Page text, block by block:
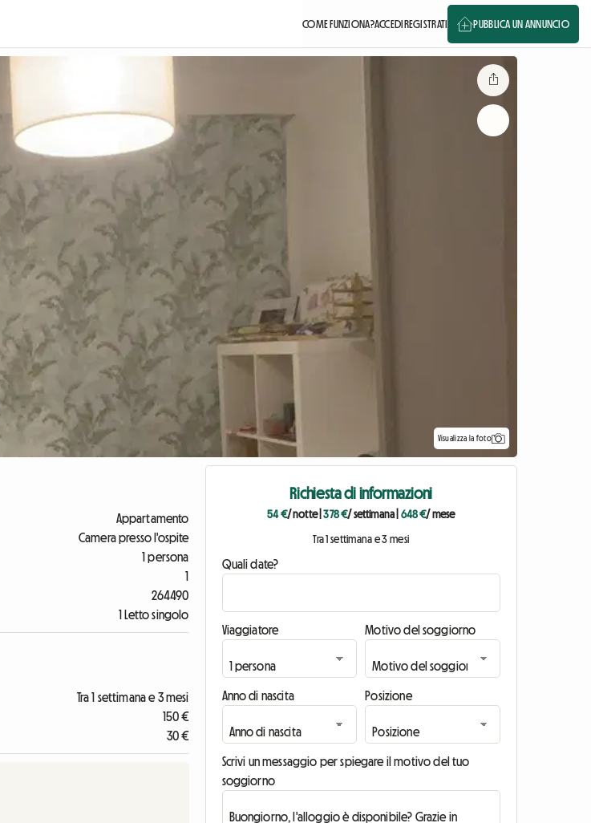
COME FUNZIONA?ACCEDIREGISTRATI PUBBLICA UN ANNUNCIO
Visualizza la foto
Appartamento
Camera presso l'ospite
1 persona
1
264490
1 Letto singolo
Tra 1 settimana e 3 mesi
150 €
30 €
Richiesta di informazioni
54 €/ notte|378 €/ settimana 648 €/ mese
Tra 1 settimana e 3 mesi
Quali date?
Viaggiatore Motivo del soggiorno
Anno di nascita Posizione
Scrivi un messaggio per spiegare il motivo del tuo
soggiorno